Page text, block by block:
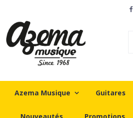
Azema Musique Guitares